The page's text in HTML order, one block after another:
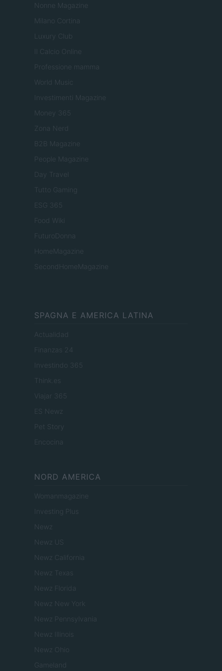
Nonne Magazine
Milano Cortina
Luxury Club
Il Calcio Online
Professione mamma
World Music
Investimenti Magazine
Money 365
Zona Nerd
B2B Magazine
People Magazine
Day Travel
Tutto Gaming
ESG 365
Food Wiki
FuturoDonna
HomeMagazine
SecondHomeMagazine
SPAGNA E AMERICA LATINA
Actualidad
Finanzas 24
Investindo 365
Think.es
Viajar 365
ES Newz
Pet Story
Encocina
NORD AMERICA
Womanmagazine
Investing Plus
Newz
Newz US
Newz California
Newz Texas
Newz Florida
Newz New York
Newz Pennsylvania
Newz Illinois
Newz Ohio
Gameland